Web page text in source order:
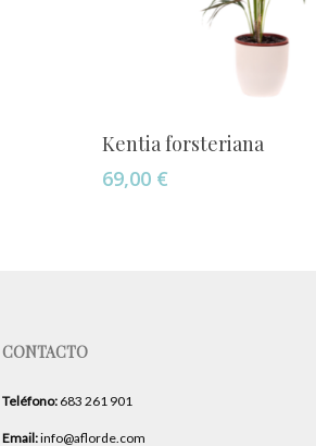
Añadir Al Carrito
Kentia forsteriana
69,00 €
CONTACTO
Teléfono: 683 261 901
Email:info@aflorde.com